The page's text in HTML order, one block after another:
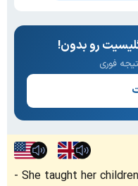
رو بدون!
She taught her